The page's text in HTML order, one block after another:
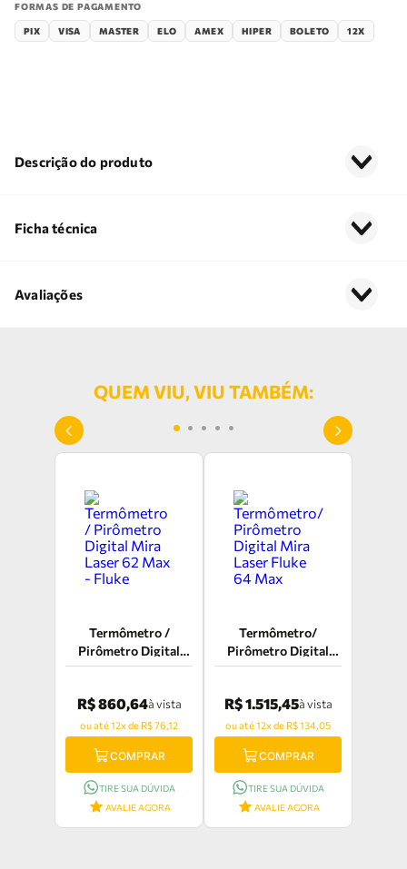
FORMAS DE PAGAMENTO
PIX VISA MASTER ELO AMEX HIPER BOLETO 12X
Descrição do produto
Ficha técnica
Avaliações
QUEM VIU, VIU TAMBÉM:
Termômetro /
Pirômetro Digital
Mira Laser 62 Max -
R$ 860,64à vista
ou até 12x de R$ 76,12
COMPRAR
TIRE SUA DÚVIDA
AVALIE AGORA
Termômetro/
Pirômetro Digital
Mira Laser Fluke 64
R$ 1.515,45à vista
ou até 12x de R$ 134,05
COMPRAR
TIRE SUA DÚVIDA
AVALIE AGORA